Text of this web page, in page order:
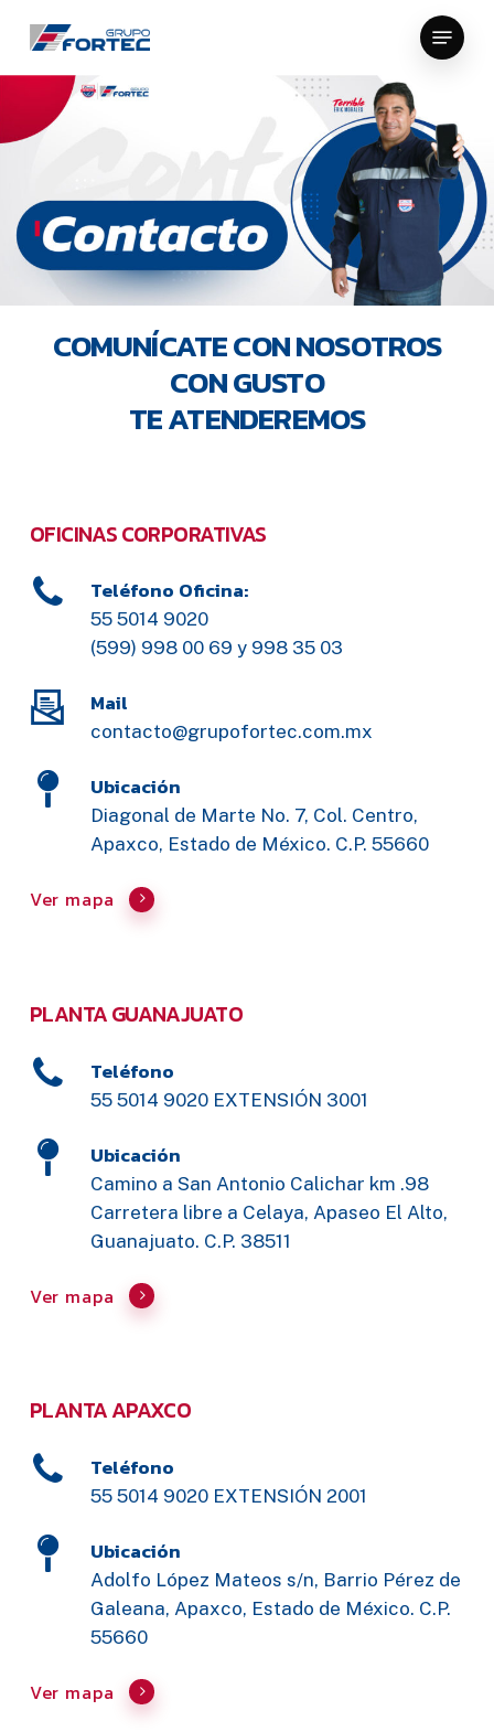
main
content
Menu
COMUNÍCATE CON NOSOTROS
CON GUSTO
TE ATENDEREMOS
OFICINAS CORPORATIVAS
Teléfono Oficina:
55 5014 9020
(599) 998 00 69 y 998 35 03
Mail
contacto@grupofortec.com.mx
Ubicación
Diagonal de Marte No. 7, Col. Centro,
Apaxco, Estado de México. C.P. 55660
Ver mapa
PLANTA GUANAJUATO
Teléfono
55 5014 9020 EXTENSIÓN 3001
Ubicación
Camino a San Antonio Calichar km .98
Carretera libre a Celaya, Apaseo El Alto,
Guanajuato. C.P. 38511
Ver mapa
PLANTA APAXCO
Teléfono
55 5014 9020 EXTENSIÓN 2001
Ubicación
Adolfo López Mateos s/n, Barrio Pérez de
Galeana, Apaxco, Estado de México. C.P.
55660
Ver mapa